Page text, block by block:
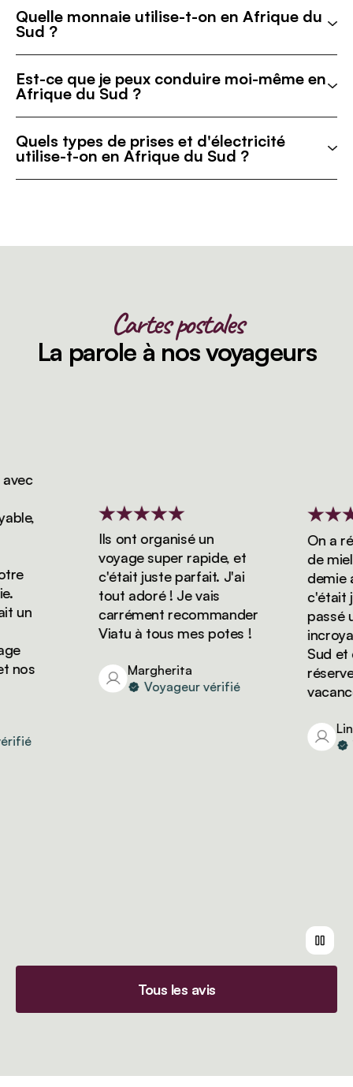
Quelle monnaie utilise-t-on en Afrique du
Sud ?
Est-ce que je peux conduire moi-même en
Afrique du Sud ?
Quels types de prises et d'électricité
utilise-t-on en Afrique du Sud ?
Cartes postales
La parole à nos voyageurs
Ils ont organisé un
voyage super rapide, et
c'était juste parfait. J'ai
tout adoré ! Je vais
carrément recommander
Viatu à tous mes potes !
Margherita
Voyageur vérifié
On a
de miel
demie
c'était
passé
Sud et
réserver
Linda
Tous les avis